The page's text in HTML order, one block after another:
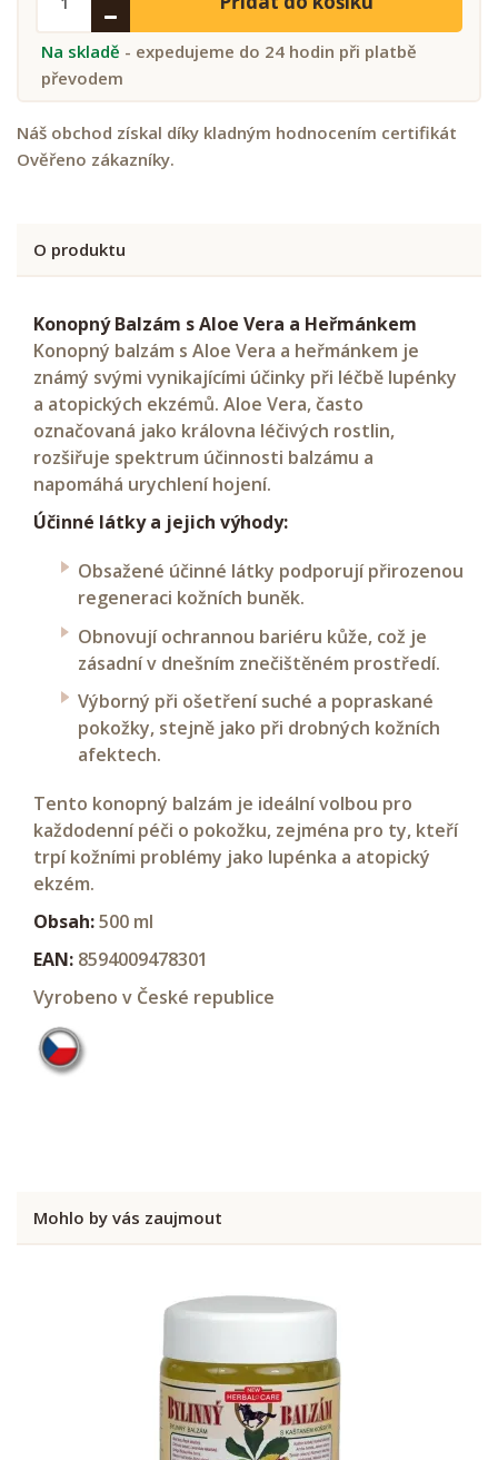
Na skladě - expedujeme do 24 hodin při platbě
převodem
Náš obchod získal díky kladným hodnocením certifikát
Ověřeno zákazníky.
O produktu
Konopný Balzám s Aloe Vera a Heřmánkem
Konopný balzám s Aloe Vera a heřmánkem je
známý svými vynikajícími účinky při léčbě lupénky
a atopických ekzémů. Aloe Vera, často
označovaná jako královna léčivých rostlin,
rozšiřuje spektrum účinnosti balzámu a
napomáhá urychlení hojení.
Účinné látky a jejich výhody:
Obsažené účinné látky podporují přirozenou
regeneraci kožních buněk.
Obnovují ochrannou bariéru kůže, což je
zásadní v dnešním znečištěném prostředí.
Výborný při ošetření suché a popraskané
pokožky, stejně jako při drobných kožních
afektech.
Tento konopný balzám je ideální volbou pro
každodenní péči o pokožku, zejména pro ty, kteří
trpí kožními problémy jako lupénka a atopický
ekzém.
Obsah:500 ml
EAN: 8594009478301
Vyrobeno v České republice
Mohlo by vás zaujmout